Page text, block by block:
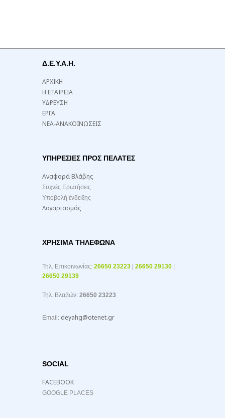
Δ.Ε.Υ.Α.Η.
ΑΡΧΙΚΗ
Η ΕΤΑΙΡΕΙΑ
ΥΔΡΕΥΣΗ
ΕΡΓΑ
ΝΕΑ-ΑΝΑΚΟΙΝΩΣΕΙΣ
ΥΠΗΡΕΣΙΕΣ ΠΡΟΣ ΠΕΛΑΤΕΣ
Αναφορά Βλάβης
Συχνές Ερωτήσεις
Υποβολή ένδειξης
Λογαριασμός
ΧΡΉΣΙΜΑ ΤΗΛΈΦΩΝΑ
Τηλ. Επικοινωνίας: 26650 23223 26650 29130
26650 29139
Τηλ. Βλαβών: 26650 23223
Email: deyahg@otenet.gr
SOCIAL
FACEBOOK
GOOGLE PLACES